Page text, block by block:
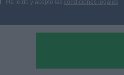
He leído y acepto las condiciones legales